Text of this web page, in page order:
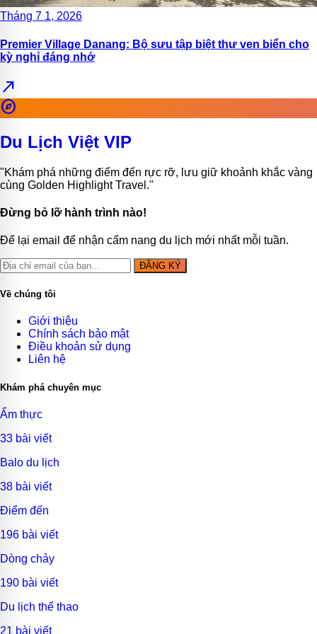
Tháng 7 1, 2026
Premier Village Danang: Bộ sưu tập biệt thự ven biển cho
kỳ nghỉ đáng nhớ
north_east
explore
Du Lịch Việt VIP
"Khám phá những điểm đến rực rỡ, lưu giữ khoảnh khắc vàng
cùng Golden Highlight Travel."
Đừng bỏ lỡ hành trình nào!
Để lại email để nhận cẩm nang du lịch mới nhất mỗi tuần.
ĐĂNG KÝ
Về chúng tôi
Giới thiệu
Chính sách bảo mật
Điều khoản sử dụng
Liên hệ
Khám phá chuyên mục
Ẩm thực
33 bài viết
Balo du lịch
38 bài viết
Điểm đến
196 bài viết
Dòng chảy
190 bài viết
Du lịch thể thao
21 bài viết